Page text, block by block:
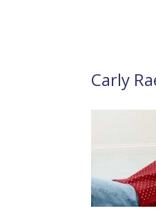
Carly